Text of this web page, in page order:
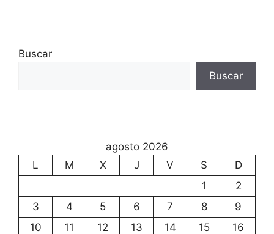
Buscar
Buscar
agosto 2026
L
M X J V S
D
1
2
3
4 5 6 7 8
9
10
11 12 13 14 15
16